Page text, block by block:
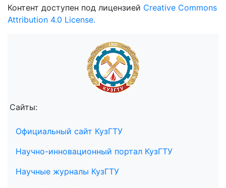
Контент доступен под лицензией Creative Commons
Attribution 4.0 License.
Сайты:
Официальный сайт КузГТУ
Научно-инновационный портал КузГТУ
Научные журналы КузГТУ